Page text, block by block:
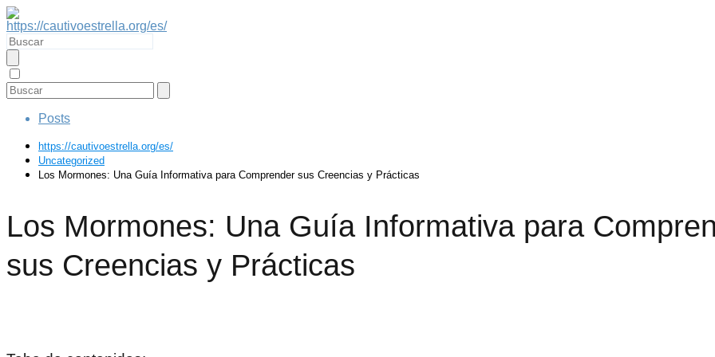
Posts
https://cautivoestrella.org/es/
Uncategorized
Los Mormones: Una Guía Informativa para Comprender sus Creencias y Prácticas
Los Mormones: Una Guía Informativa para
sus Creencias y Prácticas